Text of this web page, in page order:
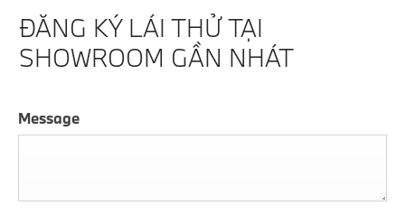
ĐĂNG KÝ LÁI THỬ TẠI
SHOWROOM GẦN NHÁT
Message